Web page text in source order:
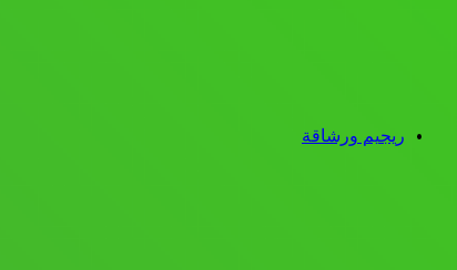
ريجيم ورشاقة